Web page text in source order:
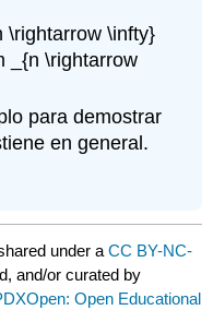
\rightarrow \infty}
_{n \rightarrow
para demostrar
en general.
under aCC BY-NC-
and/or curated by
Open Educational